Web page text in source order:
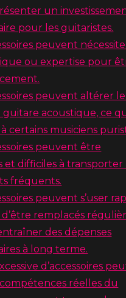
un
pour les guitaristes.
peuvent
ou expertise pour
peuvent altérer
acoustique, ce
certains musiciens
peuvent être
et difficiles à transporter
fréquents.
peuvent s’user
remplacés
des dépenses
à long terme.
d’accessoires
réelles du